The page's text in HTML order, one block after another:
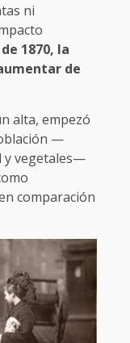
ni
1870, la
de
alta, empezó
—
y vegetales—
comparación